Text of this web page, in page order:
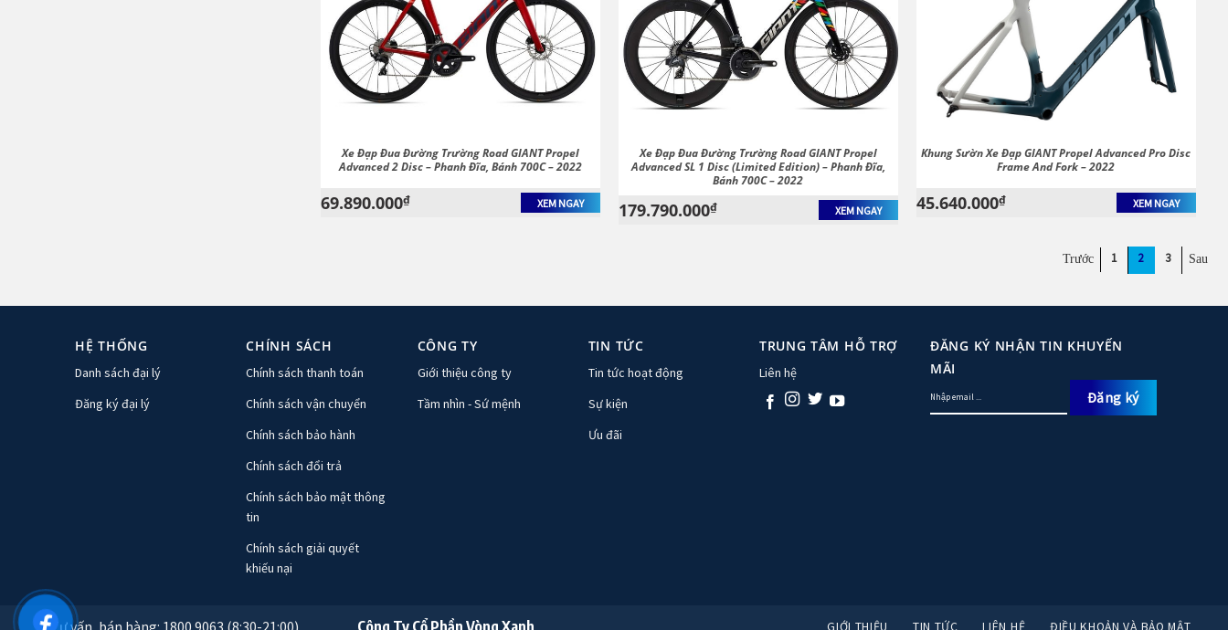
Xe Đạp Đua Đường Trường Road GIANT Propel
Advanced 2 Disc – Phanh Đĩa, Bánh 700C – 2022
69.890.000₫ XEM NGAY
Xe Đạp Đua Đường Trường Road GIANT Propel
Advanced SL 1 Disc (Limited Edition) – Phanh Đĩa,
Bánh 700C – 2022
179.790.000₫ XEM NGAY
Khung Sườn Xe Đạp GIANT Propel Advanced Pro Disc
Frame And Fork – 2022
45.640.000₫ XEM NGAY
1 2 3
HỆ THỐNG
Danh sách đại lý
Đăng ký đại lý
CHÍNH SÁCH
Chính sách thanh toán
Chính sách vận chuyển
Chính sách bảo hành
Chính sách đổi trả
Chính sách bảo mật thông
tin
Chính sách giải quyết
khiếu nại
CÔNG TY
Giới thiệu công ty
Tầm nhìn - Sứ mệnh
TIN TỨC
Tin tức hoạt động
Sự kiện
Ưu đãi
TRUNG TÂM HỖ TRỢ
Liên hệ
ĐĂNG KÝ NHẬN TIN KHUYẾN
MÃI
Tư vấn, bán hàng: 1800 9063 (8:30-21:00) Công Ty Cổ Phần Vòng Xanh GIỚI THIỆU TIN TỨC LIÊN HỆ ĐIỀU KHOẢN VÀ BẢO MẬT